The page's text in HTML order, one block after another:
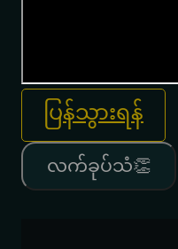
ပြန်သွားရန်
လက်ခုပ်သံ👏